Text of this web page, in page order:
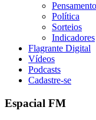
Política
Sorteios
Indicadores
Flagrante Digital
Vídeos
Podcasts
Cadastre-se
Espacial FM